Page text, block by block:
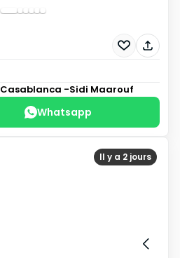
Casablanca -Sidi Maarouf
Whatsapp
Il y a 2 jours